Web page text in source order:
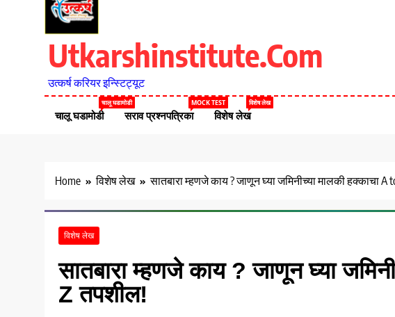
Utkarshinstitute.com
उत्कर्ष करियर इन्स्टिट्यूट
चालू घडामोडी
चालू घडामोडी
सराव प्रश्नपत्रिका
MOCK TEST
विशेष लेख
विशेष लेख
Home विशेष लेख सातबारा म्हणजे काय ? जाणून घ्या जमिनीच्या मालकी हक्काचा A
विशेष लेख
सातबारा म्हणजे काय ? जाणून घ्या
Z तपशील!